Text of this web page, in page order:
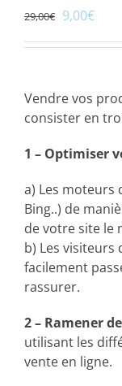
29,00€ 9,00€
Vendre vos
consister en
1 – Optimiser
a) Les moteurs
Bing..) de
de votre site le
b) Les visiteurs
facilement
rassurer.
2 – Ramener
utilisant les
vente en ligne.